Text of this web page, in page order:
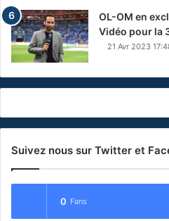
OL-OM en
Vidéo pour la
21 Avr 2023
Suivez nous sur Twitter et
0 Fans